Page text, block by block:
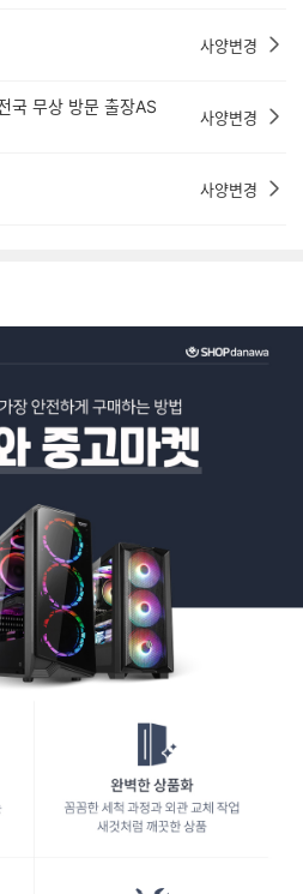
사양변경
국 무상 방문 출장AS
사양변경
사양변경